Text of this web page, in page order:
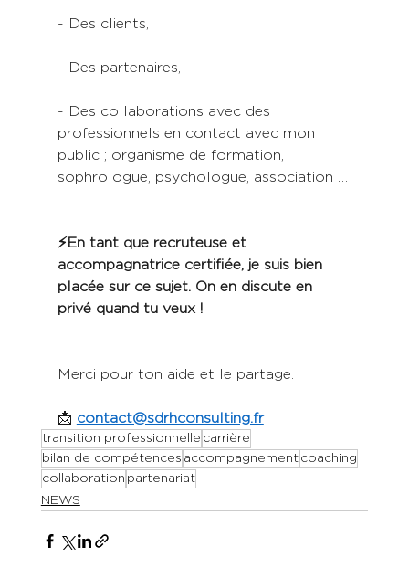
- Des clients,
- Des partenaires,
- Des collaborations avec des
professionnels en contact avec mon
public ; organisme de formation,
sophrologue, psychologue, association …
⚡En tant que recruteuse et
accompagnatrice certifiée, je suis bien
placée sur ce sujet. On en discute en
privé quand tu veux !
Merci pour ton aide et le partage.
📩 contact@sdrhconsulting.fr
transition professionnelle carrière
bilan de compétences accompagnement coaching
collaboration partenariat
NEWS